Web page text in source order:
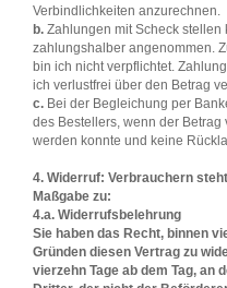
Verbindlichkeiten anzurechnen.
b. Zahlungen mit Scheck
zahlungshalber angenommen.
bin ich nicht verpflichtet.
ich verlustfrei über den Betrag
c. Bei der Begleichung per
des Bestellers, wenn der
werden konnte und keine
4. Widerruf: Verbrauchern
Maßgabe zu:
4.a. Widerrufsbelehrung
Sie haben das Recht, binnen
Gründen diesen Vertrag zu
vierzehn Tage ab dem Tag, an